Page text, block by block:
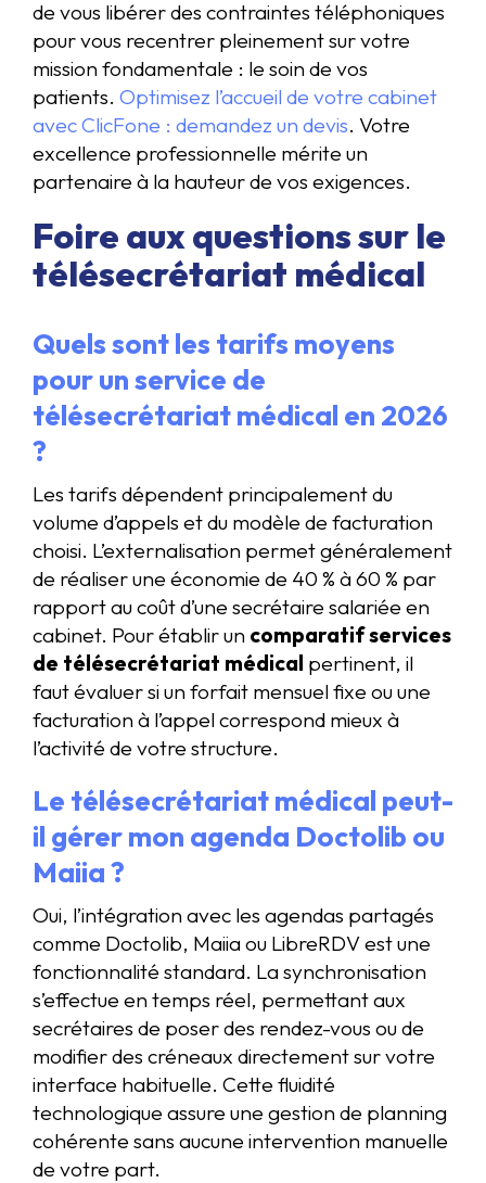
de vous libérer des contraintes téléphoniques
pour vous recentrer pleinement sur votre
mission fondamentale : le soin de vos
patients. Optimisez l’accueil de votre cabinet
avec ClicFone : demandez un devis. Votre
excellence professionnelle mérite un
partenaire à la hauteur de vos exigences.
Foire aux questions sur le
télésecrétariat médical
Quels sont les tarifs moyens
pour un service de
télésecrétariat médical en 2026
?
Les tarifs dépendent principalement du
volume d’appels et du modèle de facturation
choisi. L’externalisation permet généralement
de réaliser une économie de 40 % à 60 % par
rapport au coût d’une secrétaire salariée en
cabinet. Pour établir un comparatif services
de télésecrétariat médical pertinent, il
faut évaluer si un forfait mensuel fixe ou une
facturation à l’appel correspond mieux à
l’activité de votre structure.
Le télésecrétariat médical peut-
il gérer mon agenda Doctolib ou
Maiia ?
Oui, l’intégration avec les agendas partagés
comme Doctolib, Maiia ou LibreRDV est une
fonctionnalité standard. La synchronisation
s’effectue en temps réel, permettant aux
secrétaires de poser des rendez-vous ou de
modifier des créneaux directement sur votre
interface habituelle. Cette fluidité
technologique assure une gestion de planning
cohérente sans aucune intervention manuelle
de votre part.